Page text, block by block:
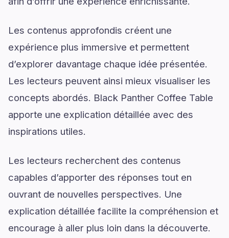
Les contenus approfondis créent une
expérience plus immersive et permettent
d’explorer davantage chaque idée présentée.
Les lecteurs peuvent ainsi mieux visualiser les
concepts abordés. Black Panther Coffee Table
apporte une explication détaillée avec des
inspirations utiles.
Les lecteurs recherchent des contenus
capables d’apporter des réponses tout en
ouvrant de nouvelles perspectives. Une
explication détaillée facilite la compréhension et
encourage à aller plus loin dans la découverte.